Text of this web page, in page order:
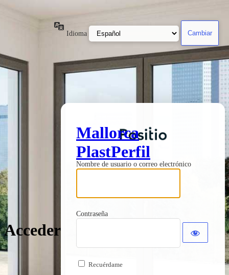
Acceder
Mallorca
PlastPerfil
Nombre de usuario o correo electrónico
Contraseña
Recuérdame
Idioma